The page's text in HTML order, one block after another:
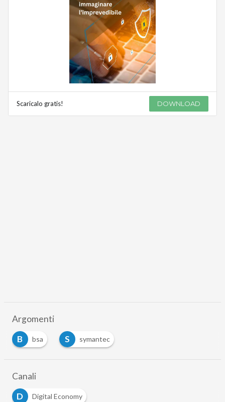
Scaricalo gratis! DOWNLOAD
Argomenti
B
bsa S symantec
Canali
D
Digital Economy